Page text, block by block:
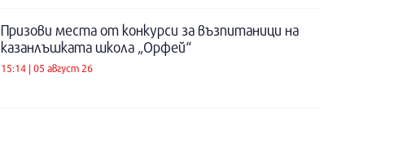
Призови места от конкурси за възпитаници на
казанлъшката школа „Орфей“
15:14 | 05 август 26